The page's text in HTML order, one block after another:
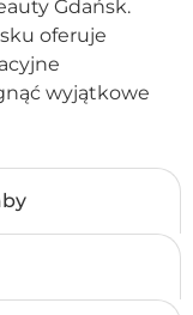
Gdańsk.
oferuje
wyjątkowe
BEAUTY
W
z urządzeń takich